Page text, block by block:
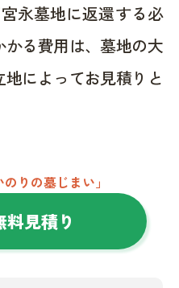
永墓地に返還する必
る費用は、墓地の大
によってお見積りと
りの墓じまい」
見積り